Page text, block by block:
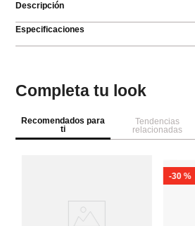
Descripción
Especificaciones
Completa tu look
Recomendados para
ti
Tendencias
relacionadas
-30 %